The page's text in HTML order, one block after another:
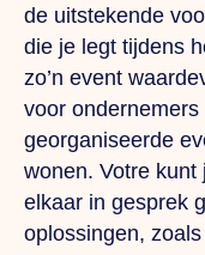
de uitstekende
die je legt tijdens
zo’n event
voor
georganiseerde
wonen. Votre kunt
elkaar in gesprek
oplossingen,